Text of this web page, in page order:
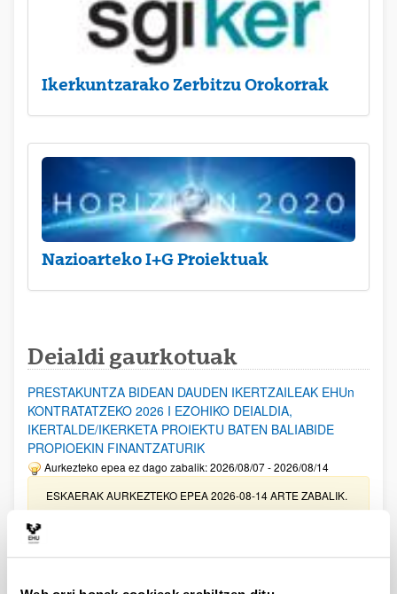
Ikerkuntzarako Zerbitzu Orokorrak
Nazioarteko I+G Proiektuak
Deialdi gaurkotuak
PRESTAKUNTZA BIDEAN DAUDEN IKERTZAILEAK EHUn
KONTRATATZEKO 2026 I EZOHIKO DEIALDIA,
IKERTALDE/IKERKETA PROIEKTU BATEN BALIABIDE
PROPIOEKIN FINANTZATURIK
Aurkezteko epea ez dago zabalik: 2026/08/07 - 2026/08/14
ESKAERAK AURKEZTEKO EPEA 2026-08-14 ARTE ZABALIK.
UPV/EHUn Azpiegitura Zientifikoa eta Funts Bibliografikoak
erosi eta berritzeko laguntzak 2026